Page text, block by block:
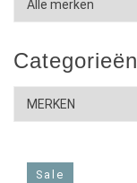
Categorieën
Sale